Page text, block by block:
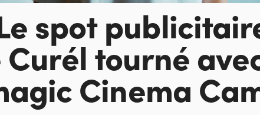
spot
Curél tourné
Cinema